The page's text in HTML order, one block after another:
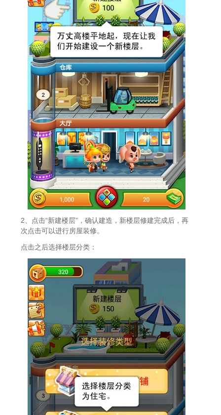
2、点击“新建楼层”，确认建造，新楼层修建完成后，再
次点击可以进行房屋装修。
点击之后选择楼层分类：